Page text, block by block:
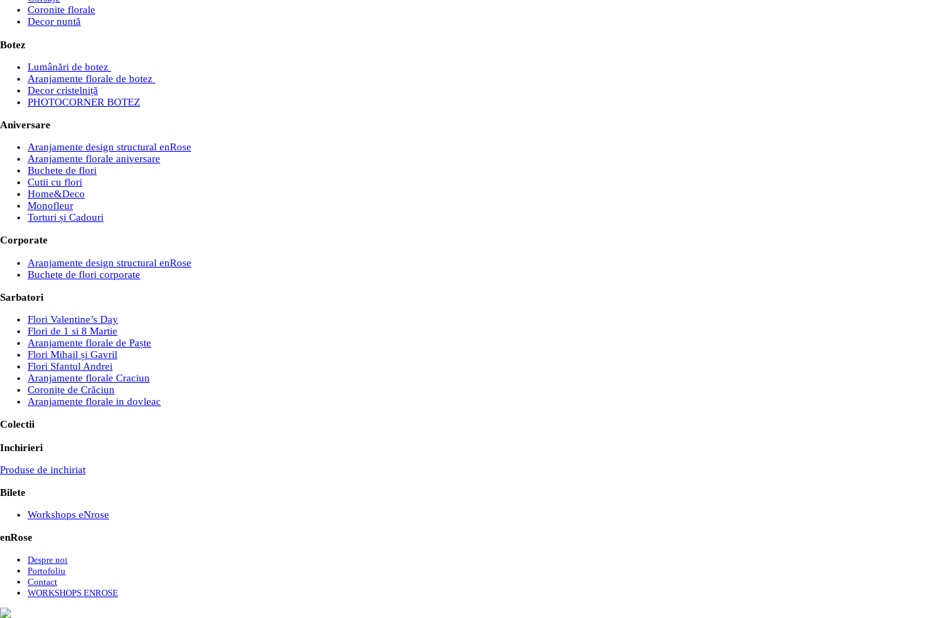
Coronite florale
Decor nuntă
Botez
Lumânări de botez
Aranjamente florale de botez
Decor cristelniță
PHOTOCORNER BOTEZ
Aniversare
Aranjamente design structural enRose
Aranjamente florale aniversare
Buchete de flori
Cutii cu flori
Home&Deco
Monofleur
Torturi și Cadouri
Corporate
Aranjamente design structural enRose
Buchete de flori corporate
Sarbatori
Flori Valentine’s Day
Flori de 1 si 8 Martie
Aranjamente florale de Paște
Flori Mihail și Gavril
Flori Sfantul Andrei
Aranjamente florale Craciun
Coronițe de Crăciun
Aranjamente florale in dovleac
Colectii
Inchirieri
Produse de inchiriat
Bilete
Workshops eNrose
enRose
Despre noi
Portofoliu
Contact
WORKSHOPS ENROSE